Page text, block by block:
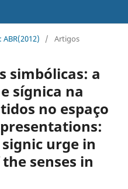
ABR(2012) / Artigos
simbólicas: a
sígnica na
no espaço
urge in
senses in